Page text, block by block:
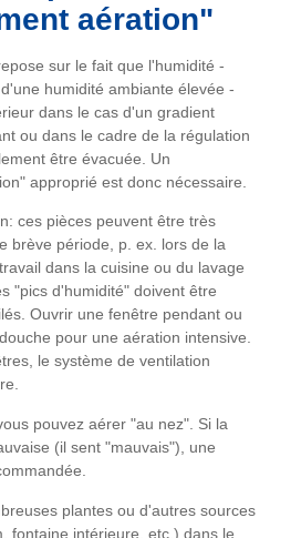
aération"
sur le fait que l'humidité -
humidité ambiante élevée -
dans le cas d'un gradient
ou dans le cadre de la régulation
être évacuée. Un
approprié est donc nécessaire.
ces pièces peuvent être très
brève période, p. ex. lors de la
dans la cuisine ou du lavage
"pics d'humidité" doivent être
Ouvrir une fenêtre pendant ou
pour une aération intensive.
le système de ventilation
pouvez aérer "au nez". Si la
(il sent "mauvais"), une
plantes ou d'autres sources
fontaine intérieure, etc.) dans le